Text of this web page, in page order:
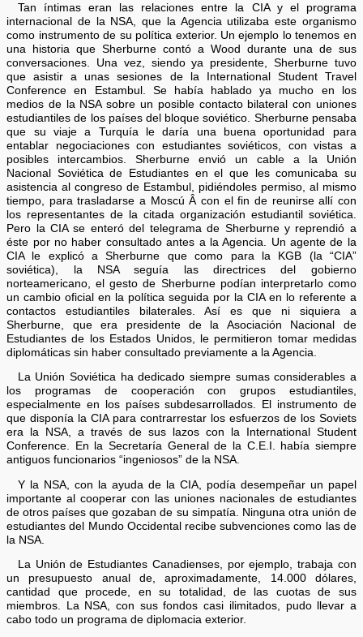
Tan íntimas eran las relaciones entre la CIA y el programa
internacional de la NSA, que la Agencia utilizaba este organismo
como instrumento de su política exterior. Un ejemplo lo tenemos en
una historia que Sherburne contó a Wood durante una de sus
conversaciones. Una vez, siendo ya presidente, Sherburne tuvo
que asistir a unas sesiones de la International Student Travel
Conference en Estambul. Se había hablado ya mucho en los
medios de la NSA sobre un posible contacto bilateral con uniones
estudiantiles de los países del bloque soviético. Sherburne pensaba
que su viaje a Turquía le daría una buena oportunidad para
entablar negociaciones con estudiantes soviéticos, con vistas a
posibles intercambios. Sherburne envió un cable a la Unión
Nacional Soviética de Estudiantes en el que les comunicaba su
asistencia al congreso de Estambul, pidiéndoles permiso, al mismo
tiempo, para trasladarse a Moscú Â con el fin de reunirse allí con
los representantes de la citada organización estudiantil soviética.
Pero la CIA se enteró del telegrama de Sherburne y reprendió a
éste por no haber consultado antes a la Agencia. Un agente de la
CIA le explicó a Sherburne que como para la KGB (la “CIA”
soviética), la NSA seguía las directrices del gobierno
norteamericano, el gesto de Sherburne podían interpretarlo como
un cambio oficial en la política seguida por la CIA en lo referente a
contactos estudiantiles bilaterales. Así es que ni siquiera a
Sherburne, que era presidente de la Asociación Nacional de
Estudiantes de los Estados Unidos, le permitieron tomar medidas
diplomáticas sin haber consultado previamente a la Agencia.
La Unión Soviética ha dedicado siempre sumas considerables a
los programas de cooperación con grupos estudiantiles,
especialmente en los países subdesarrollados. El instrumento de
que disponía la CIA para contrarrestar los esfuerzos de los Soviets
era la NSA, a través de sus lazos con la International Student
Conference. En la Secretaría General de la C.E.I. había siempre
antiguos funcionarios “ingeniosos” de la NSA.
Y la NSA, con la ayuda de la CIA, podía desempeñar un papel
importante al cooperar con las uniones nacionales de estudiantes
de otros países que gozaban de su simpatía. Ninguna otra unión de
estudiantes del Mundo Occidental recibe subvenciones como las de
la NSA.
La Unión de Estudiantes Canadienses, por ejemplo, trabaja con
un presupuesto anual de, aproximadamente, 14.000 dólares,
cantidad que procede, en su totalidad, de las cuotas de sus
miembros. La NSA, con sus fondos casi ilimitados, pudo llevar a
cabo todo un programa de diplomacia exterior.